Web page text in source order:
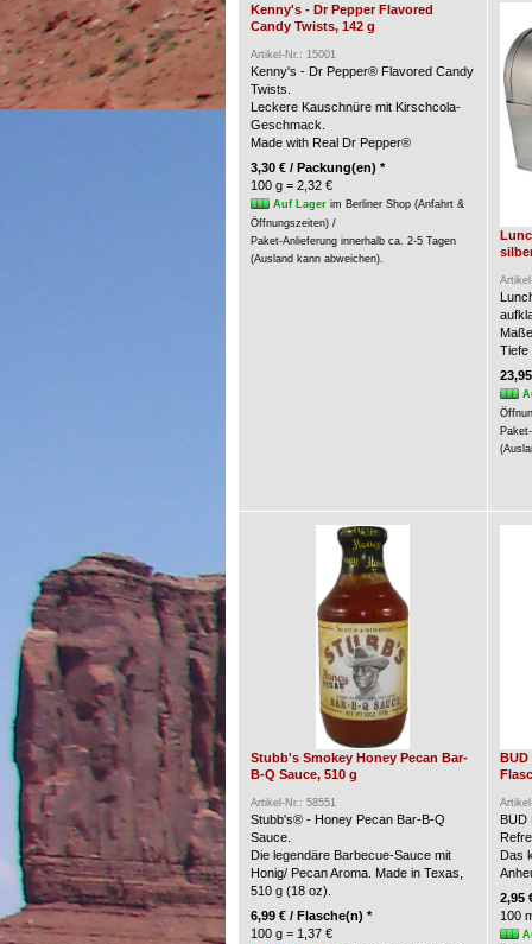
Kenny's - Dr Pepper Flavored
Candy Twists, 142 g
Artikel-Nr.: 15001
Kenny's - Dr Pepper® Flavored Candy
Twists.
Leckere Kauschnüre mit Kirschcola-
Geschmack.
Made with Real Dr Pepper®
3,30 € / Packung(en) *
100 g = 2,32 €
Auf Lagerim Berliner Shop (Anfahrt &
Öffnungszeiten) /
Paket-Anlieferung innerhalb ca. 2-5 Tagen
(Ausland kann abweichen).
Tiefe
Stubb's Smokey Honey Pecan Bar-
B-Q Sauce, 510 g
Artikel-Nr.: 58551
Stubb's® - Honey Pecan Bar-B-Q
Sauce.
Die legendäre Barbecue-Sauce mit
Honig/ Pecan Aroma. Made in Texas,
510 g (18 oz).
6,99 € / Flasche(n) *
100 g = 1,37 €
BUD
BUD
Das
2,95
100